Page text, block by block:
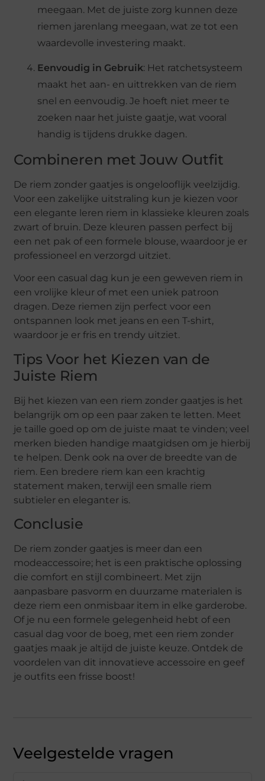
meegaan. Met de juiste zorg kunnen deze
riemen jarenlang meegaan, wat ze tot een
waardevolle investering maakt.
Eenvoudig in Gebruik: Het ratchetsysteem
maakt het aan- en uittrekken van de riem
snel en eenvoudig. Je hoeft niet meer te
zoeken naar het juiste gaatje, wat vooral
handig is tijdens drukke dagen.
Combineren met Jouw Outfit
De riem zonder gaatjes is ongelooflijk veelzijdig.
Voor een zakelijke uitstraling kun je kiezen voor
een elegante leren riem in klassieke kleuren zoals
zwart of bruin. Deze kleuren passen perfect bij
een net pak of een formele blouse, waardoor je er
professioneel en verzorgd uitziet.
Voor een casual dag kun je een geweven riem in
een vrolijke kleur of met een uniek patroon
dragen. Deze riemen zijn perfect voor een
ontspannen look met jeans en een T-shirt,
waardoor je er fris en trendy uitziet.
Tips Voor het Kiezen van de
Juiste Riem
Bij het kiezen van een riem zonder gaatjes is het
belangrijk om op een paar zaken te letten. Meet
je taille goed op om de juiste maat te vinden; veel
merken bieden handige maatgidsen om je hierbij
te helpen. Denk ook na over de breedte van de
riem. Een bredere riem kan een krachtig
statement maken, terwijl een smalle riem
subtieler en eleganter is.
Conclusie
De riem zonder gaatjes is meer dan een
modeaccessoire; het is een praktische oplossing
die comfort en stijl combineert. Met zijn
aanpasbare pasvorm en duurzame materialen is
deze riem een onmisbaar item in elke garderobe.
Of je nu een formele gelegenheid hebt of een
casual dag voor de boeg, met een riem zonder
gaatjes maak je altijd de juiste keuze. Ontdek de
voordelen van dit innovatieve accessoire en geef
je outfits een frisse boost!
Veelgestelde vragen